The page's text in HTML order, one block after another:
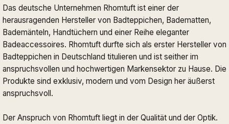
Das deutsche Unternehmen Rhomtuft ist einer der
herausragenden Hersteller von Badteppichen, Badematten,
Bademänteln, Handtüchern und einer Reihe eleganter
Badeaccessoires. Rhomtuft durfte sich als erster Hersteller von
Badteppichen in Deutschland titulieren und ist seither im
anspruchsvollen und hochwertigen Markensektor zu Hause. Die
Produkte sind exklusiv, modern und vom Design her äußerst
anspruchsvoll.
Der Anspruch von Rhomtuft liegt in der Qualität und der Optik.